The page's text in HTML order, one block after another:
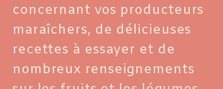
concernant vos producteurs
maraîchers, de délicieuses
recettes à essayer et de
nombreux renseignements